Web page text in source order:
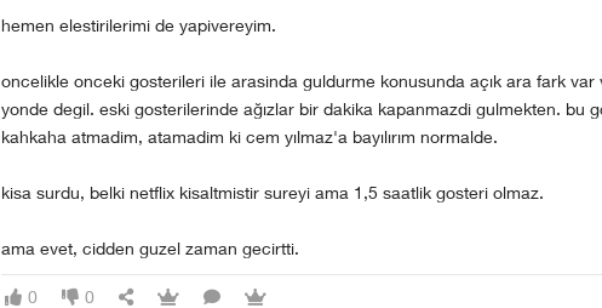
hemen elestirilerimi de yapivereyim.
oncelikle onceki gosterileri ile arasinda guldurme konusunda açık ara fark var
yonde degil. eski gosterilerinde ağızlar bir dakika kapanmazdi gulmekten. bu
kahkaha atmadim, atamadim ki cem yılmaz'a bayılırım normalde.
kisa surdu, belki netflix kisaltmistir sureyi ama 1,5 saatlik gosteri olmaz.
ama evet, cidden guzel zaman gecirtti.
0 0